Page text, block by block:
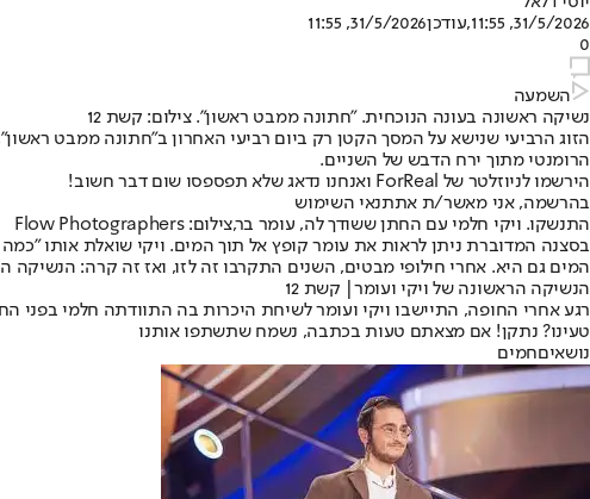
31/5/2026, 11:55
,עודכן31/5/2026, 11:55
0
השמעה
נשיקה ראשונה בעונה הנוכחית. "חתונה ממבט ראשון". צילום: קשת 12
הרומנטי מתוך ירח הדבש של השניים.
הירשמו לניוזלטר של ForReal ואנחנו נדאג שלא תפספסו שום דבר חשוב!
בהרשמה, אני מאשר/ת אתתנאי השימוש
התנשקו. ויקי חלמי עם החתן ששודך לה, עומר בר,צילום: Flow Photographers
בסצנה המדוברת ניתן לראות את עומר קופץ אל תוך המים. ויקי שואלת אותו
המים גם היא. אחרי חילופי מבטים, השנים התקרבו זה לזו, ואז זה קרה: הנשיקה
הנשיקה הראשונה של ויקי ועומר| קשת 12
רגע אחרי החופה, התיישבו ויקי ועומר לשיחת היכרות בה התוודתה חלמי בפני
טעינו? נתקן! אם מצאתם טעות בכתבה, נשמח שתשתפו אותנו
נושאיםחמים